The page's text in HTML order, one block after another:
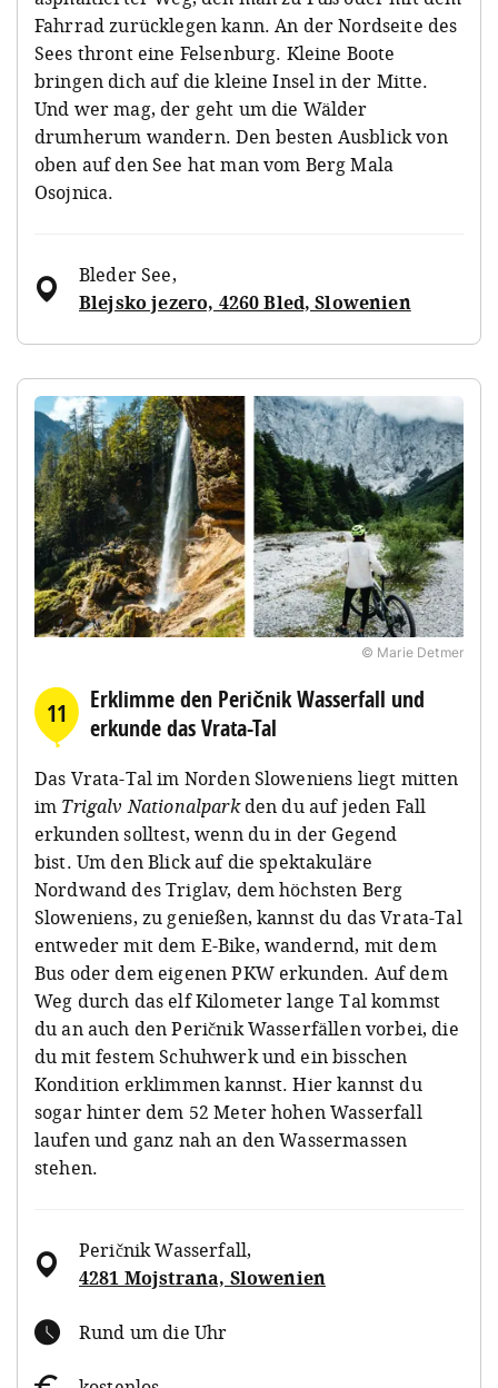
Fahrrad zurücklegen kann. An der Nordseite des
Sees thront eine Felsenburg. Kleine Boote
bringen dich auf die kleine Insel in der Mitte.
Und wer mag, der geht um die Wälder
drumherum wandern. Den besten Ausblick von
oben auf den See hat man vom Berg Mala
Osojnica.
Bleder See,
Blejsko jezero, 4260 Bled, Slowenien
© Marie Detmer
11
Erklimme den Peričnik Wasserfall und
erkunde das Vrata-Tal
Das Vrata-Tal im Norden Sloweniens liegt mitten
im Trigalv Nationalparkden du auf jeden Fall
erkunden solltest, wenn du in der Gegend
bist. Um den Blick auf die spektakuläre
Nordwand des Triglav, dem höchsten Berg
Sloweniens, zu genießen, kannst du das Vrata-Tal
entweder mit dem E-Bike, wandernd, mit dem
Bus oder dem eigenen PKW erkunden. Auf dem
Weg durch das elf Kilometer lange Tal kommst
du an auch den Peričnik Wasserfällen vorbei, die
du mit festem Schuhwerk und ein bisschen
Kondition erklimmen kannst. Hier kannst du
sogar hinter dem 52 Meter hohen Wasserfall
laufen und ganz nah an den Wassermassen
stehen.
Peričnik Wasserfall,
4281 Mojstrana, Slowenien
Rund um die Uhr